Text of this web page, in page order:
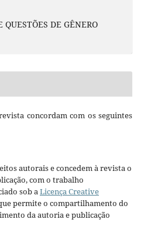
DE GÊNERO
concordam com os seguintes
autorais e concedem à revista o
com o trabalho
sob aLicença Creative
permite o compartilhamento do
da autoria e publicação